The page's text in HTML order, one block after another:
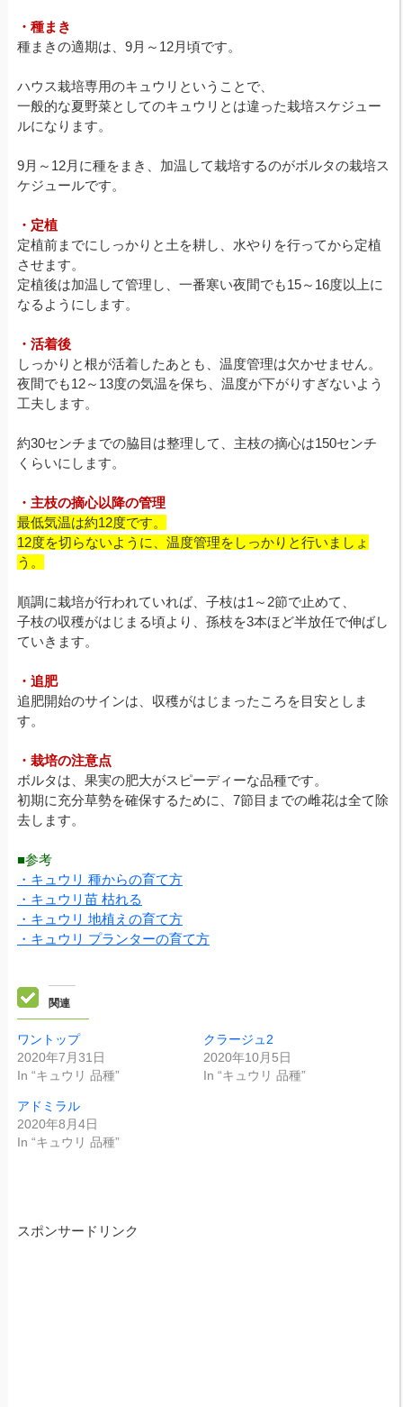
・種まき
種まきの適期は、9月～12月頃です。
ハウス栽培専用のキュウリということで、
一般的な夏野菜としてのキュウリとは違った栽培スケジュー
ルになります。
9月～12月に種をまき、加温して栽培するのがボルタの栽培ス
ケジュールです。
・定植
定植前までにしっかりと土を耕し、水やりを行ってから定植
させます。
定植後は加温して管理し、一番寒い夜間でも15～16度以上に
なるようにします。
・活着後
しっかりと根が活着したあとも、温度管理は欠かせません。
夜間でも12～13度の気温を保ち、温度が下がりすぎないよう
工夫します。
約30センチまでの脇目は整理して、主枝の摘心は150センチ
くらいにします。
・主枝の摘心以降の管理
最低気温は約12度です。
12度を切らないように、温度管理をしっかりと行いましょ
う。
順調に栽培が行われていれば、子枝は1～2節で止めて、
子枝の収穫がはじまる頃より、孫枝を3本ほど半放任で伸ばし
ていきます。
・追肥
追肥開始のサインは、収穫がはじまったころを目安としま
す。
・栽培の注意点
ボルタは、果実の肥大がスピーディーな品種です。
初期に充分草勢を確保するために、7節目までの雌花は全て除
去します。
■参考
・キュウリ 種からの育て方
・キュウリ苗 枯れる
・キュウリ 地植えの育て方
・キュウリ プランターの育て方
関連
ワントップ
2020年7月31日
In “キュウリ 品種”
クラージュ2
2020年10月5日
In “キュウリ 品種”
アドミラル
2020年8月4日
In “キュウリ 品種”
スポンサードリンク